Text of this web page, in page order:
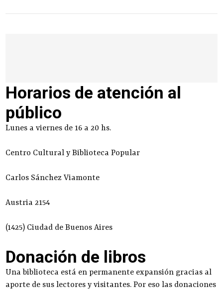
Horarios de atención al
público
Lunes a viernes de 16 a 20 hs.
Centro Cultural y Biblioteca Popular
Carlos Sánchez Viamonte
Austria 2154
(1425) Ciudad de Buenos Aires
Donación de libros
Una biblioteca está en permanente expansión gracias al
aporte de sus lectores y visitantes. Por eso las donaciones